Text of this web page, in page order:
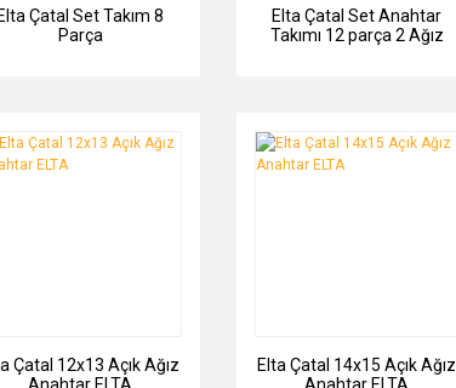
Elta Çatal Set Takım 8
Parça
Elta Çatal Set Anahtar
Takımı 12 parça 2 Ağız
Çatal 12x13 Açık Ağız
Elta Çatal 14x15 Açık Ağız